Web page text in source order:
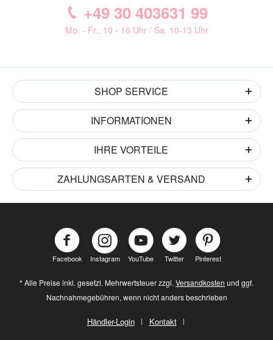
+49 30 403631 99
Mo. - Fr., 10 - 16 Uhr / Sa. 10-13 Uhr
SHOP SERVICE
INFORMATIONEN
IHRE VORTEILE
ZAHLUNGSARTEN & VERSAND
Facebook Instagram YouTube Twitter Pinterest
* Alle Preise inkl. gesetzl. Mehrwertsteuer zzgl. Versandkosten und ggf.
Nachnahmegebühren, wenn nicht anders beschrieben
Händler-Login
Kontakt